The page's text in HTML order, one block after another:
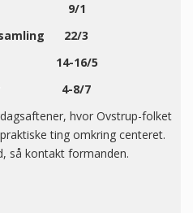
9/1
22/3
14-16/5
4-8/7
hvor Ovstrup-folket
ting omkring centeret.
så kontakt formanden.